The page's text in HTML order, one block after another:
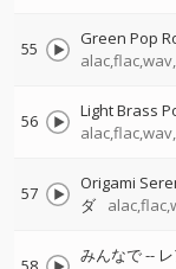
55 Green Pop
56 Light Brass
57 Origami
ダ
みんなで--